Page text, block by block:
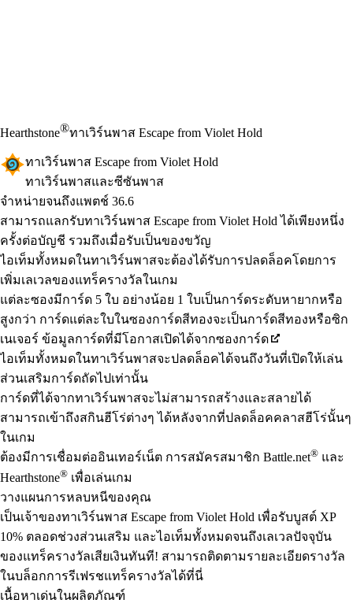
Hearthstone®ทาเวิร์นพาส Escape from Violet Hold
ทาเวิร์นพาส Escape from Violet Hold
ทาเวิร์นพาสและซีซันพาส
Product Notification
จำหน่ายจนถึงแพตช์ 36.6
ราคา
Available actions
สามารถแลกรับทาเวิร์นพาส Escape from Violet Hold ได้เพียงหนึ่ง
ครั้งต่อบัญชี รวมถึงเมื่อรับเป็นของขวัญ
ไอเท็มทั้งหมดในทาเวิร์นพาสจะต้องได้รับการปลดล็อคโดยการ
เพิ่มเลเวลของแทร็ครางวัลในเกม
แต่ละซองมีการ์ด 5 ใบ อย่างน้อย 1 ใบเป็นการ์ดระดับหายากหรือ
สูงกว่า การ์ดแต่ละใบในซองการ์ดสีทองจะเป็นการ์ดสีทองหรือซิก
เนเจอร์ ข้อมูลการ์ดที่มีโอกาสเปิดได้จากซองการ์ด
ไอเท็มทั้งหมดในทาเวิร์นพาสจะปลดล็อคได้จนถึงวันที่เปิดให้เล่น
ส่วนเสริมการ์ดถัดไปเท่านั้น
การ์ดที่ได้จากทาเวิร์นพาสจะไม่สามารถสร้างและสลายได้
สามารถเข้าถึงสกินฮีโร่ต่างๆ ได้หลังจากที่ปลดล็อคคลาสฮีโร่นั้นๆ
ในเกม
ต้องมีการเชื่อมต่ออินเทอร์เน็ต การสมัครสมาชิก Battle.net® และ
Hearthstone® เพื่อเล่นเกม
วางแผนการหลบหนีของคุณ
เป็นเจ้าของทาเวิร์นพาส Escape from Violet Hold เพื่อรับบูสต์ XP
10% ตลอดช่วงส่วนเสริม และไอเท็มทั้งหมดจนถึงเลเวลปัจจุบัน
ของแทร็ครางวัลเสียเงินทันที! สามารถติดตามรายละเอียดรางวัล
ในบล็อกการรีเฟรชแทร็ครางวัลได้ที่นี่
เนื้อหาเด่นในผลิตภัณฑ์